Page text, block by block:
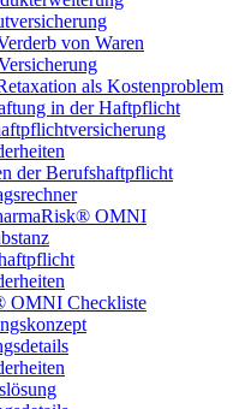
von Waren
als Kostenproblem
in der Haftpflicht
der Berufshaftpflicht
OMNI
OMNI Checkliste